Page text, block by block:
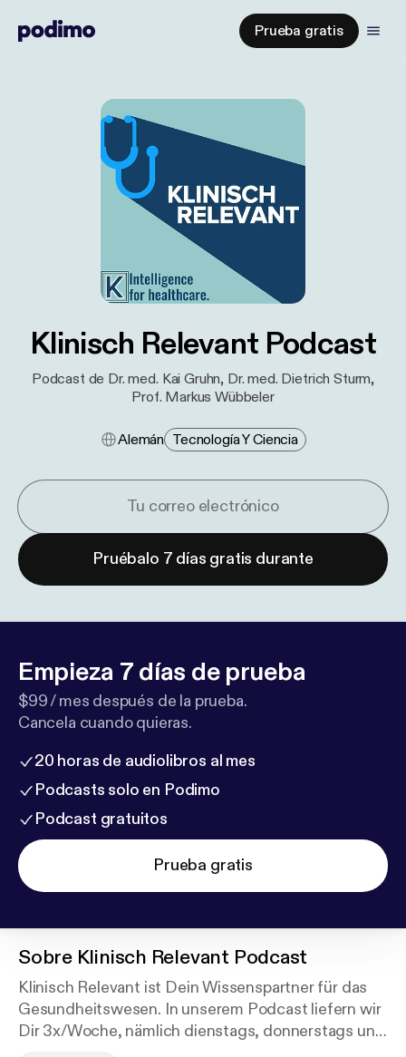
Prueba gratis
Klinisch Relevant Podcast
Podcast de Dr. med. Kai Gruhn, Dr. med. Dietrich Sturm,
Prof. Markus Wübbeler
Alemán Tecnología Y Ciencia
Pruébalo 7 días gratis durante
Empieza 7 días de prueba
$99 / mes después de la prueba.
Cancela cuando quieras.
20 horas de audiolibros al mes
Podcasts solo en Podimo
Podcast gratuitos
Prueba gratis
Sobre Klinisch Relevant Podcast
Klinisch Relevant ist Dein Wissenspartner für das
Gesundheitswesen. In unserem Podcast liefern wir
Dir 3x/Woche, nämlich dienstags, donnerstags und